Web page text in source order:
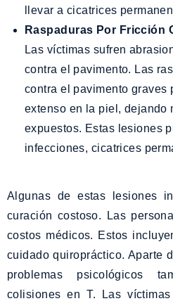
llevar a cicatrices
Raspaduras Por Fricción
Las víctimas sufren
contra el pavimento. Las
contra el pavimento graves
extenso en la piel, dejando
expuestos. Estas lesiones
infecciones, cicatrices
Algunas de estas lesiones
curación costoso. Las
costos médicos. Estos
cuidado quiropráctico. Aparte
problemas psicológicos
colisiones en T. Las